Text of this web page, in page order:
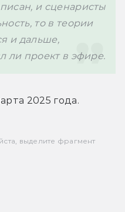
и сценаристы
то в теории
и дальше,
2025 года.
выделите фрагмент